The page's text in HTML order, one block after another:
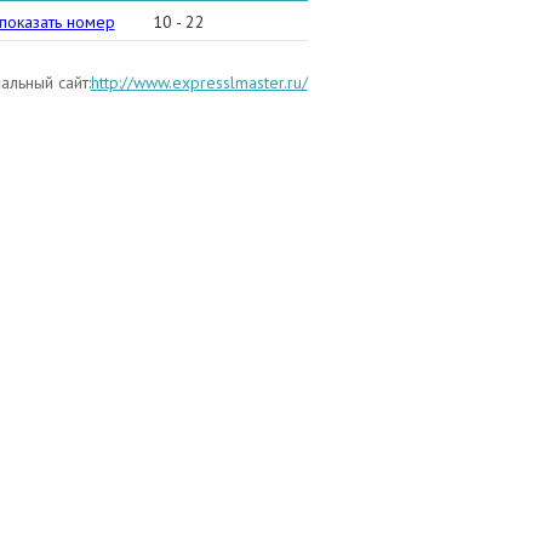
970-55-95номер 10 - 22
сайт:http://www.expresslmaster.ru/